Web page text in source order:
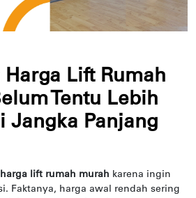
Harga Lift Rumah
Tentu Lebih
Jangka Panjang
harga lift rumah murah karena ingin
Faktanya, harga awal rendah sering